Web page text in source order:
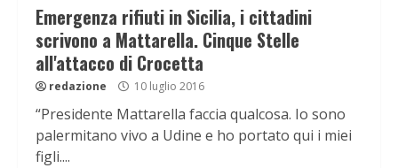
Emergenza rifiuti in Sicilia, i cittadini
scrivono a Mattarella. Cinque Stelle
all'attacco di Crocetta
redazione 10 luglio 2016
“Presidente Mattarella faccia qualcosa. Io sono
palermitano vivo a Udine e ho portato qui i miei
figli....